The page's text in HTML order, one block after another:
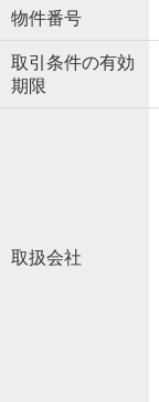
物件番号
取引条件の有効
期限
取扱会社